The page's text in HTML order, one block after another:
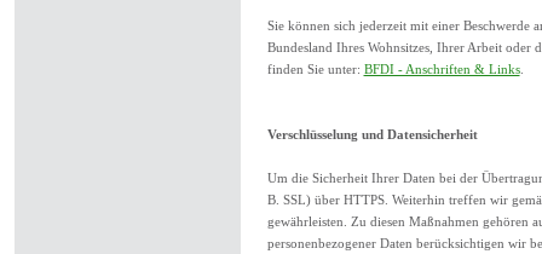
Sie können sich jederzeit mit einer Beschwerde
Bundesland Ihres Wohnsitzes, Ihrer Arbeit
finden Sie unter: BFDI - Anschriften & Links.
Verschlüsselung und Datensicherheit
Um die Sicherheit Ihrer Daten bei der
B. SSL) über HTTPS. Weiterhin treffen wir
gewährleisten. Zu diesen Maßnahmen gehören
personenbezogener Daten berücksichtigen wir